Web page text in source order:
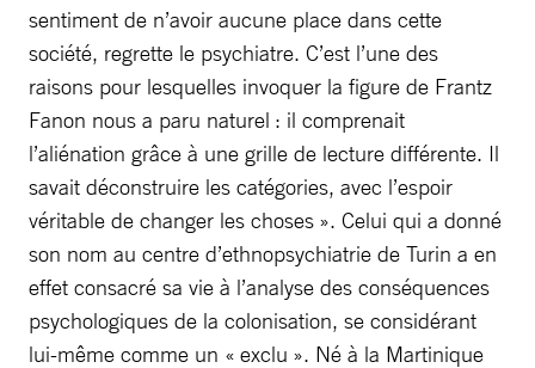
sentiment de n’avoir aucune place dans cette
société, regrette le psychiatre. C’est l’une des
raisons pour lesquelles invoquer la figure de Frantz
Fanon nous a paru naturel : il comprenait
l’aliénation grâce à une grille de lecture différente. Il
savait déconstruire les catégories, avec l’espoir
véritable de changer les choses ». Celui qui a donné
son nom au centre d’ethnopsychiatrie de Turin a en
effet consacré sa vie à l’analyse des conséquences
psychologiques de la colonisation, se considérant
lui-même comme un « exclu ». Né à la Martinique